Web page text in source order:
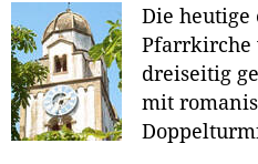
Die heutige
Pfarrkirche
dreiseitig
mit